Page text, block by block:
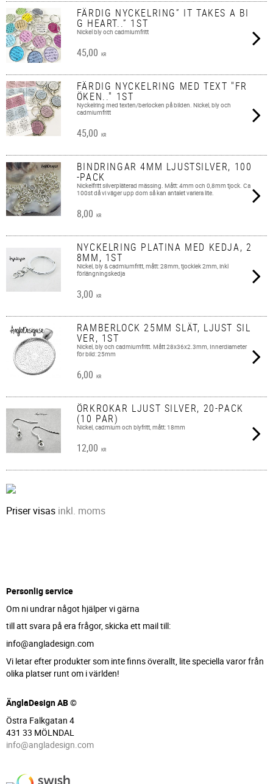
FÄRDIG NYCKELRING” IT TAKES A BI
G HEART..” 1ST
Nickel bly och cadmiumfritt
45,00 KR
FÄRDIG NYCKELRING MED TEXT "FR
ÖKEN.." 1ST
Nyckelring med texten/berlocken på bilden. Nickel, bly och
cadmiumfritt
45,00 KR
BINDRINGAR 4MM LJUSTSILVER, 100
-PACK
Nickelfritt silverpläterad mässing. Mått: 4mm och 0,8mm tjock. Ca
100st då vi väger upp dom så kan antalet variera lite.
8,00 KR
NYCKELRING PLATINA MED KEDJA, 2
8MM, 1ST
Nickel, bly & cadmiumfritt, mått: 28mm, tjocklek 2mm, inkl
förlängningskedja
3,00 KR
RAMBERLOCK 25MM SLÄT, LJUST SIL
VER, 1ST
Nickel, bly och cadmiumfritt. Mått 28x36x2.3mm, Innerdiameter
för bild: 25mm
6,00 KR
ÖRKROKAR LJUST SILVER, 20-PACK
(10 PAR)
Nickel, cadmium och blyfritt, mått: 18mm
12,00 KR
Priser visas inkl. moms
Personlig service
Om ni undrar något hjälper vi gärna
till att svara på era frågor, skicka ett mail till:
info@angladesign.com
Vi letar efter produkter som inte finns överallt, lite speciella varor från
olika platser runt om i världen!
ÄnglaDesign AB ©
Östra Falkgatan 4
431 33 MÖLNDAL
info@angladesign.com